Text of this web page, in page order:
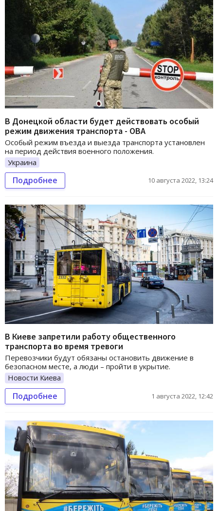
В Донецкой области будет действовать особый
режим движения транспорта - ОВА
Особый режим въезда и выезда транспорта установлен
на период действия военного положения.
Украина
Подробнее 10 августа 2022, 13:24
В Киеве запретили работу общественного
транспорта во время тревоги
Перевозчики будут обязаны остановить движение в
безопасном месте, а люди – пройти в укрытие.
Новости Киева
Подробнее 1 августа 2022, 12:42